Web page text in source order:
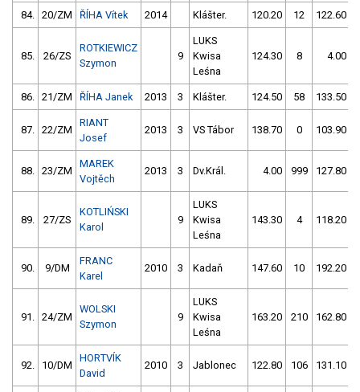
84. 20/ZM ŘÍHA Vítek 2014 Klášter. 120.20 12 122.60
85. 26/ZS
ROTKIEWICZ
Szymon
9
LUKS
Kwisa
Leśna
124.30 8 4.00
86. 21/ZM ŘÍHA Janek 2013 3 Klášter. 124.50 58 133.50
87. 22/ZM
RIANT
Josef
2013 3 VS Tábor 138.70 0 103.90
88. 23/ZM
MAREK
Vojtěch
2013 3 Dv.Král. 4.00 999 127.80
89. 27/ZS
KOTLIŃSKI
Karol
9
LUKS
Kwisa
Leśna
143.30 4 118.20
90. 9/DM
FRANC
Karel
2010 3 Kadaň 147.60 10 192.20
91. 24/ZM
WOLSKI
Szymon
9
LUKS
Kwisa
Leśna
163.20 210 162.80
92. 10/DM
HORTVÍK
David
2010 3 Jablonec 122.80 106 131.10